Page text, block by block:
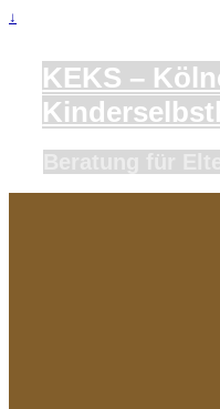
↓
KEKS –